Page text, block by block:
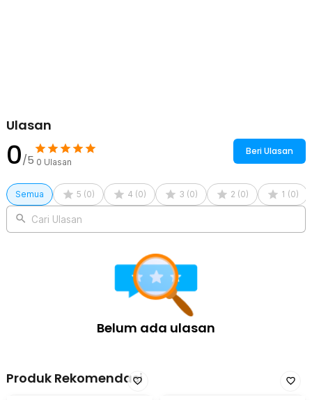
Ulasan
0/5 0 Ulasan
Beri Ulasan
Semua 5 (0) 4 (0) 3 (0) 2 (0) 1 (0)
Cari Ulasan
Belum ada ulasan
Produk Rekomendasi